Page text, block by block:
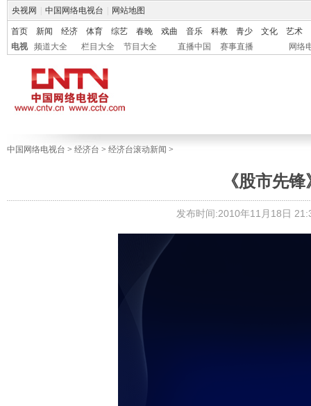
央视网 中国网络电视台 网站地图
首页 新闻 经济 体育 综艺 春晚 戏曲 音乐 科教 青少 文化
艺术
电视
频道大全 栏目大全 节目大全 直播中国 赛事直播 网络
中国网络电视台 > 经济台 > 经济台滚动新闻 >
《股市先
发布时间:2010年11月18日